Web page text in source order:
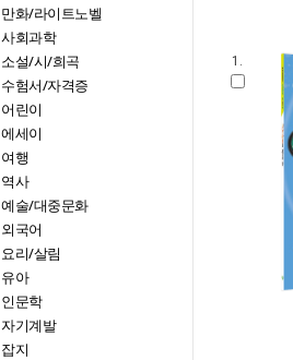
만화/라이트노벨
사회과학
소설/시/희곡
수험서/자격증
어린이
에세이
여행
역사
예술/대중문화
외국어
요리/살림
유아
인문학
자기계발
잡지
1.